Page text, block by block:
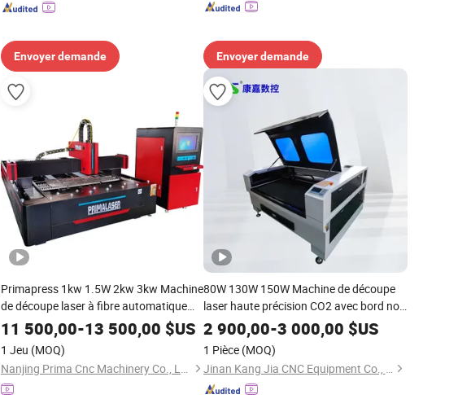
Envoyer demande Envoyer demande
Primapress 1kw 1.5W 2kw 3kw Machine
de découpe laser à fibre automatique
pour le métal, en acier doux, inoxydable,
fer, aluminium, cuivre, pour gravure sur
métal
11 500,00-13 500,00 $US
1 Jeu (MOQ)
Nanjing Prima Cnc Machinery Co., Ltd.
80W 130W 150W Machine de découpe
laser haute précision CO2 avec bord non
effiloché pour le traitement de mailles en
nylon, de tissu en polyester et de mailles
filtrantes
2 900,00-3 000,00 $US
1 Pièce (MOQ)
Jinan Kang Jia CNC Equipment Co., Ltd.